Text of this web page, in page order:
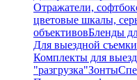
Отражатели,
цветовые шкалы,
объективовБленды
Для выездной съемки
Комплекты для
"разгрузка"Зонты